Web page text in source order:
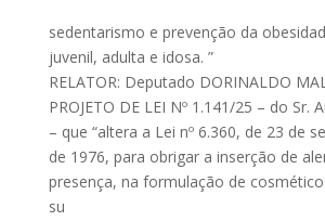
sedentarismo e prevenção da
juvenil, adulta e idosa. ”
RELATOR: Deputado DORINALDO
PROJETO DE LEI Nº 1.141/25 – do Sr.
– que “altera a Lei nº 6.360, de 23 de
de 1976, para obrigar a inserção de
presença, na formulação de
su